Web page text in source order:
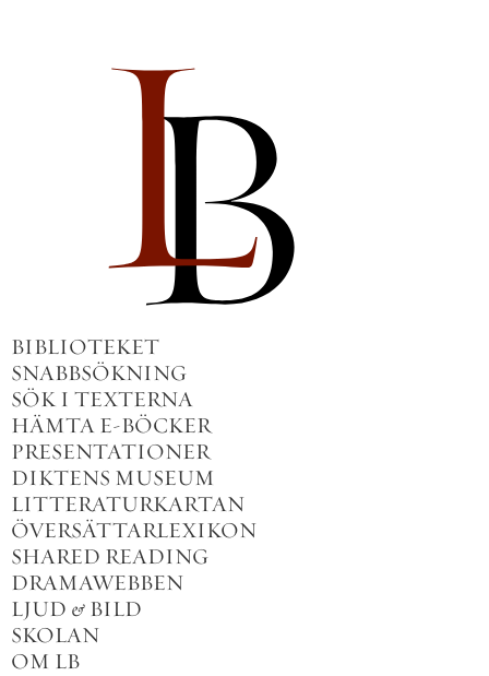
BIBLIOTEKET
SNABBSÖKNING
SÖK I TEXTERNA
HÄMTA E-BÖCKER
PRESENTATIONER
DIKTENS MUSEUM
LITTERATURKARTAN
ÖVERSÄTTARLEXIKON
SHARED READING
DRAMAWEBBEN
LJUD & BILD
SKOLAN
OM LB